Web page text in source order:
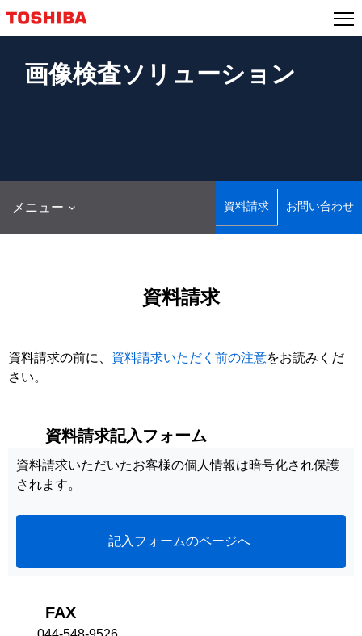
ジ
ャ
画像検査ソリューション
メニュー 資料請求 お問い合わせ
資料請求
資料請求の前に、 資料請求いただく前の注意をお読みくだ
さい。
資料請求記入フォーム
資料請求いただいたお客様の個人情報は暗号化され保護
されます。
記入フォームのページへ
FAX